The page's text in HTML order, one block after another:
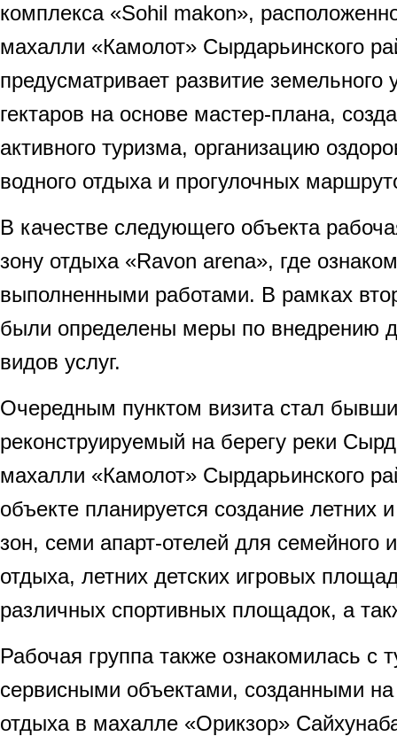
комплекса «Sohil makon»,
махалли «Камолот» Сырдарьинского
предусматривает развитие
гектаров на основе мастер-плана,
активного туризма, организацию
водного отдыха и прогулочных
В качестве следующего объекта
зону отдыха «Ravon arena», где
выполненными работами. В рамках
были определены меры по внедрению
видов услуг.
Очередным пунктом визита стал
реконструируемый на берегу реки
махалли «Камолот» Сырдарьинского
объекте планируется создание летних
зон, семи апарт-отелей для семейного
отдыха, летних детских игровых
различных спортивных площадок, а
Рабочая группа также ознакомилась с
сервисными объектами, созданными
отдыха в махалле «Орикзор»